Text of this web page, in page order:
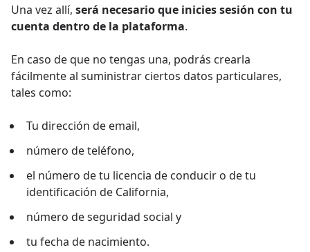
Una vez allí, será necesario que inicies sesión con tu
cuenta dentro de la plataforma.
En caso de que no tengas una, podrás crearla
fácilmente al suministrar ciertos datos particulares,
tales como:
Tu dirección de email,
número de teléfono,
el número de tu licencia de conducir o de tu
identificación de California,
número de seguridad social y
tu fecha de nacimiento.